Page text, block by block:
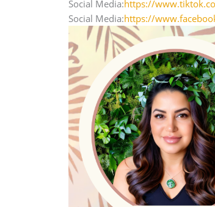
Social Media:https://
Social Media:https://